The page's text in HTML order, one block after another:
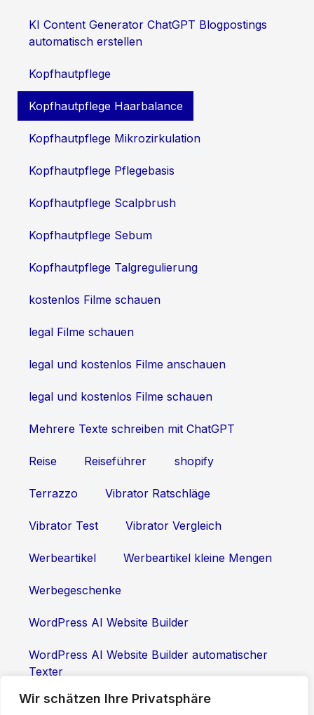
Wir schätzen Ihre Privatsphäre
KI Content Generator ChatGPT Blogpostings
automatisch erstellen
Kopfhautpflege
Kopfhautpflege Haarbalance
Kopfhautpflege Mikrozirkulation
Kopfhautpflege Pflegebasis
Kopfhautpflege Scalpbrush
Kopfhautpflege Sebum
Kopfhautpflege Talgregulierung
kostenlos Filme schauen
legal Filme schauen
legal und kostenlos Filme anschauen
legal und kostenlos Filme schauen
Mehrere Texte schreiben mit ChatGPT
Reise Reiseführer shopify
Terrazzo Vibrator Ratschläge
Vibrator Test Vibrator Vergleich
Werbeartikel Werbeartikel kleine Mengen
Werbegeschenke
WordPress AI Website Builder
WordPress AI Website Builder automatischer
Texter
WordPress AI Website Builder Textgenerierung